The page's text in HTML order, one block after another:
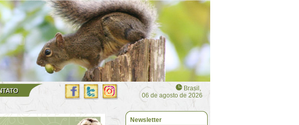
Brasil,
06 de agosto de 2026
Newsletter